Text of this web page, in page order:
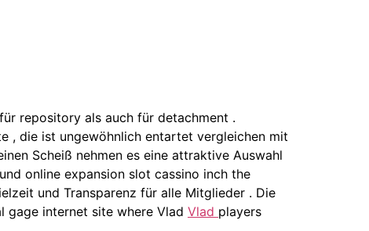
repository als auch für detachment .
, die ist ungewöhnlich entartet vergleichen mit
Scheiß nehmen es eine attraktive Auswahl
online expansion slot cassino inch the
und Transparenz für alle Mitglieder . Die
gage internet site where Vlad Vlad players